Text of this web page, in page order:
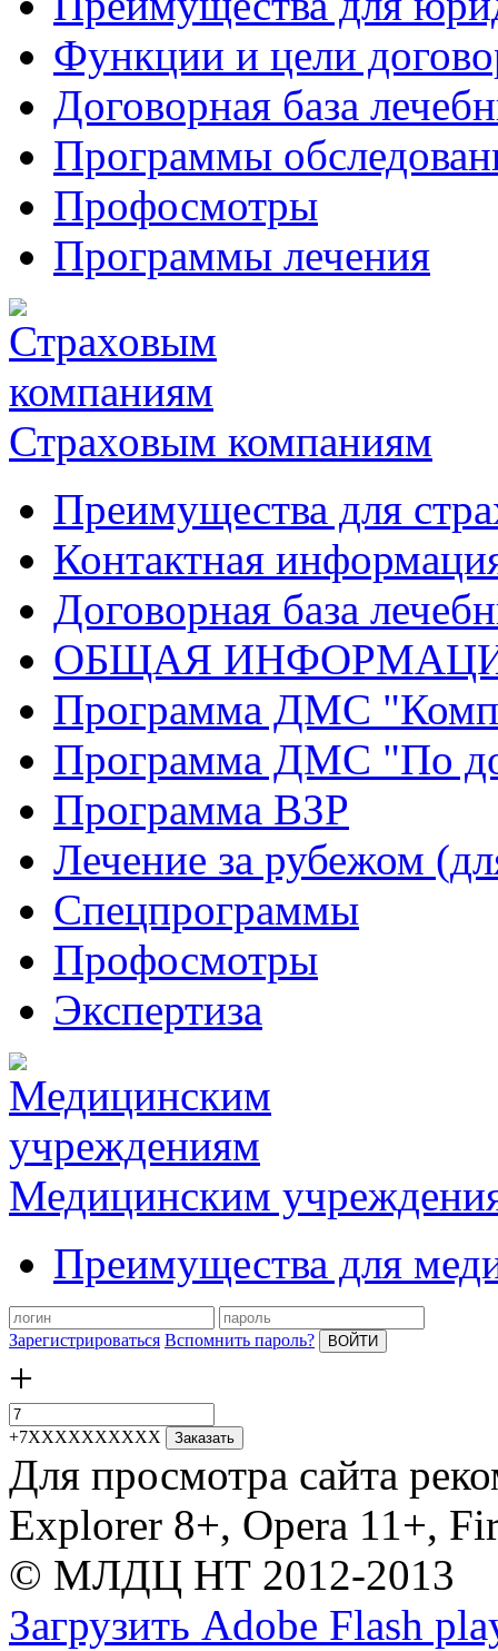
Функции и цели
Договорная база
Программы
Профосмотры
Программы лечения
Страховым компаниям
Преимущества для
Контактная
Договорная база
ОБЩАЯ
Программа ДМС
Программа ДМС "По
Программа ВЗР
Лечение за рубежом
Спецпрограммы
Профосмотры
Экспертиза
Медицинским
Преимущества для
Зарегистрироваться Вспомнить пароль? ВОЙТИ
+
+7XXXXXXXXXX Заказать
Для просмотра сайта
Explorer 8+, Opera 11+,
© МЛДЦ НТ 2012-2013
Загрузить Adobe Flash